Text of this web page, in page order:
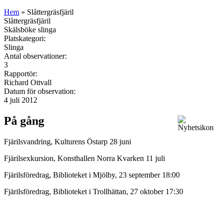
Hem » Slåttergräsfjäril
Slåttergräsfjäril
Skälsböke slinga
Platskategori:
Slinga
Antal observationer:
3
Rapportör:
Richard Ottvall
Datum för observation:
4 juli 2012
På gång
Fjärilsvandring, Kulturens Östarp 28 juni
Fjärilsexkursion, Konsthallen Norra Kvarken 11 juli
Fjärilsföredrag, Biblioteket i Mjölby, 23 september 18:00
Fjärilsföredrag, Biblioteket i Trollhättan, 27 oktober 17:30